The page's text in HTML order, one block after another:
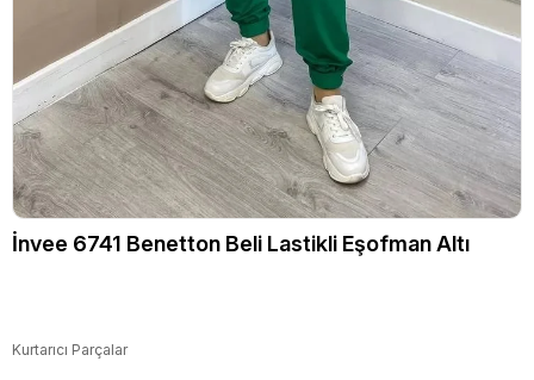
İnvee 6741 Benetton Beli Lastikli Eşofman Altı
Kurtarıcı Parçalar